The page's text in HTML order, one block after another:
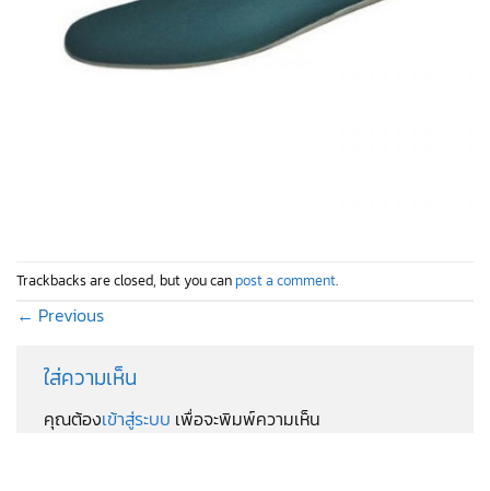
Trackbacks are closed, but you can post a comment.
← Previous
ใส่ความเห็น
คุณต้องเข้าสู่ระบบ เพื่อจะพิมพ์ความเห็น